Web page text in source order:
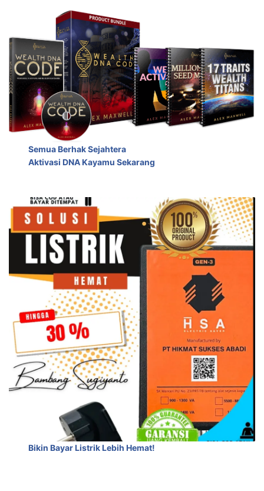
Semua Berhak Sejahtera
Aktivasi DNA Kayamu Sekarang
Bikin Bayar Listrik Lebih Hemat!